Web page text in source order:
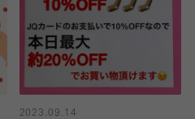
2023.09.14